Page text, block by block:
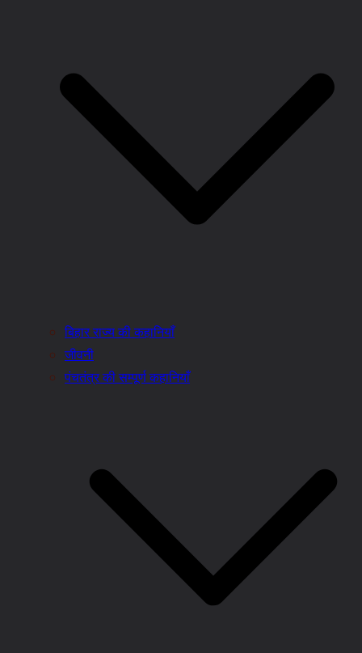
बिहार राज्य की कहानियाँ
जीवनी
पंचतंत्र की सम्पूर्ण कहानियाँ